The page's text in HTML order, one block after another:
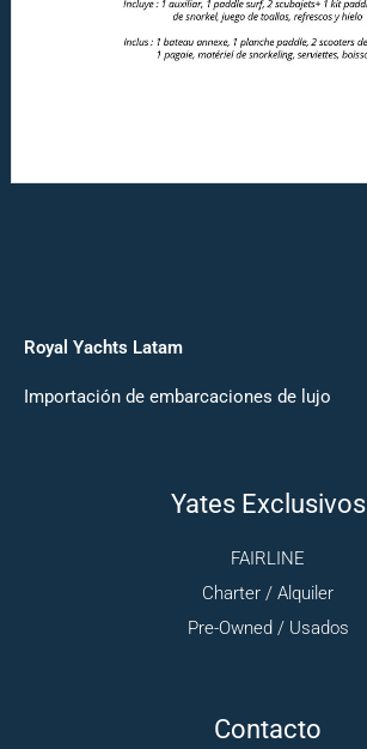
Royal Yachts Latam
Importación de embarcaciones de lujo
Yates Exclusivos
FAIRLINE
Charter / Alquiler
Pre-Owned / Usados
Contacto